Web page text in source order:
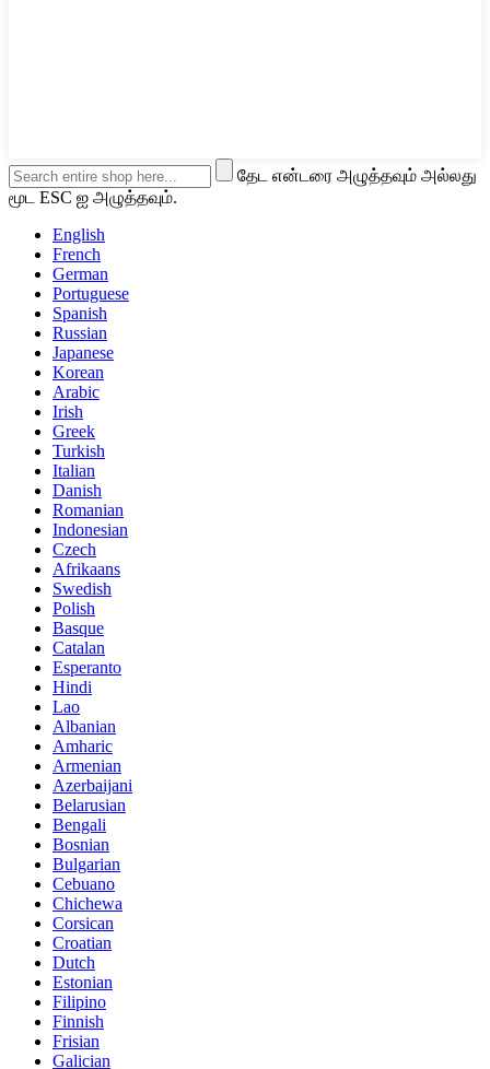
தேட என்டரை அழுத்தவும் அல்லது
மூட ESC ஐ அழுத்தவும்.
English
French
German
Portuguese
Spanish
Russian
Japanese
Korean
Arabic
Irish
Greek
Turkish
Italian
Danish
Romanian
Indonesian
Czech
Afrikaans
Swedish
Polish
Basque
Catalan
Esperanto
Hindi
Lao
Albanian
Amharic
Armenian
Azerbaijani
Belarusian
Bengali
Bosnian
Bulgarian
Cebuano
Chichewa
Corsican
Croatian
Dutch
Estonian
Filipino
Finnish
Frisian
Galician